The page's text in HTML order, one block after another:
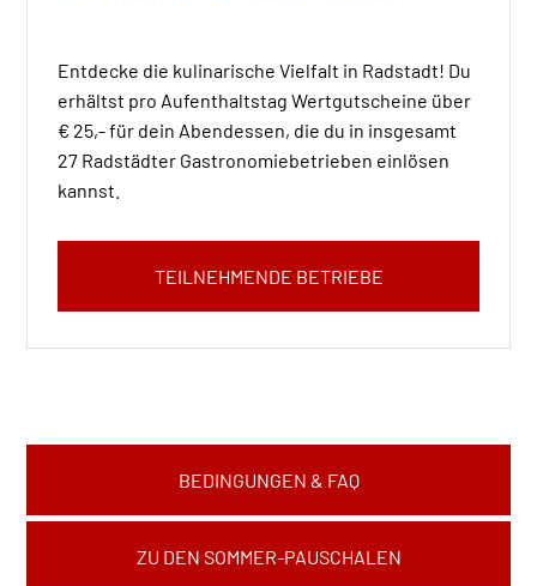
Entdecke die kulinarische Vielfalt in Radstadt! Du
erhältst pro Aufenthaltstag Wertgutscheine über
€ 25,- für dein Abendessen, die du in insgesamt
27 Radstädter Gastronomiebetrieben einlösen
kannst.
TEILNEHMENDE BETRIEBE
BEDINGUNGEN & FAQ
ZU DEN SOMMER-PAUSCHALEN